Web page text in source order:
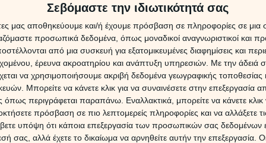
Σεβόμαστε την ιδιωτικότητά σας
μας αποθηκεύουμε και/ή έχουμε πρόσβαση σε πληροφορίες σε
προσωπικά δεδομένα, όπως μοναδικοί αναγνωριστικοί και
από μια συσκευή για εξατομικευμένες διαφημίσεις και
έρευνα ακροατηρίου και ανάπτυξη υπηρεσιών. Με την άδειά
να χρησιμοποιήσουμε ακριβή δεδομένα γεωγραφικής τοποθεσίας
Μπορείτε να κάνετε κλικ για να συναινέσετε στην επεξεργασία
περιγράφεται παραπάνω. Εναλλακτικά, μπορείτε να κάνετε κλικ
πρόσβαση σε πιο λεπτομερείς πληροφορίες και να αλλάξετε
υπόψη ότι κάποια επεξεργασία των προσωπικών σας δεδομένων
σας, αλλά έχετε το δικαίωμα να αρνηθείτε αυτήν την επεξεργασία.
και σε πάσης φύσεως οικονομικά ζητήματα
αυτό, και ενδεχομένως να δώσει κάποιες λύσεις ή
πού να κινηθούμε ή με ποιόν τρόπο να διαχειριστούμε
είναι πολύ πιθανόν κατά τη διάρκεια της ημέρας να
, που θα δημιουργήσουν ένα πολύ όμορφο κλίμα στο
κάνουμε κάποιες αγορές που θα μας βοηθήσουν να
καταναλωτική μας διάθεση απλώς κάνοντας μια
για πάσης φύσεως συμφωνίες υπογραφές, επαφές
7
Οι
για
16/8/
7